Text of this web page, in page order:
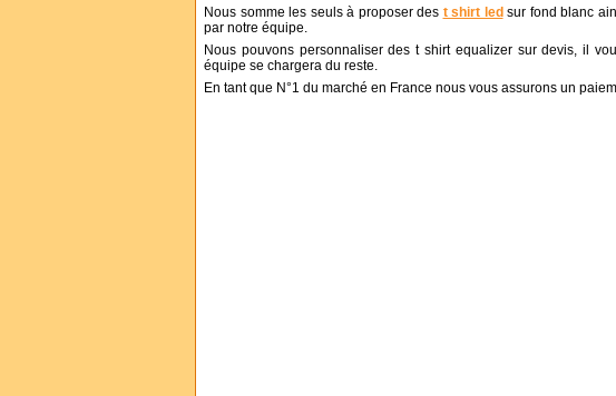
Nous somme les seuls à proposer des t shirt ledsur fond blanc
par notre équipe.
Nous pouvons personnaliser des t shirt equalizer sur devis, il
équipe se chargera du reste.
En tant que N°1 du marché en France nous vous assurons un